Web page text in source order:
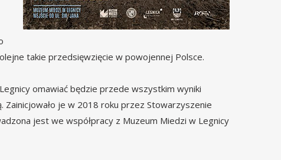
takie przedsięwzięcie w powojennej Polsce.
omawiać będzie przede wszystkim wyniki
je w 2018 roku przez Stowarzyszenie
jest we współpracy z Muzeum Miedzi w Legnicy